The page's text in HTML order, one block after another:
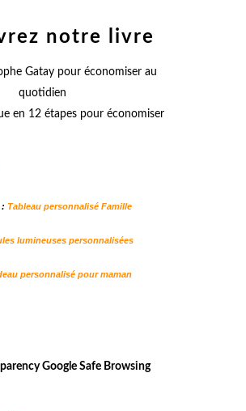
notre livre
en 12 étapes pour économiser
: Tableau personnalisé Famille
lumineuses personnalisées
personnalisé pour maman